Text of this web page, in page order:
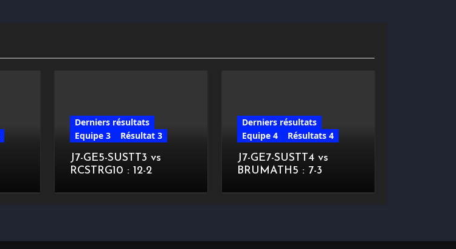
Derniers résultats
Equipe 3
Résultat 3
J7-GE5-SUSTT3 vs
RCSTRG10 : 12-2
Derniers résultats
Equipe 4
Résultats 4
J7-GE7-SUSTT4 vs
BRUMATH5 : 7-3